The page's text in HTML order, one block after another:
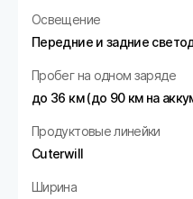
Освещение
Передние и задние
Пробег на одном заряде
до 36 км (до 90 км на
Продуктовые линейки
Cuterwill
Ширина